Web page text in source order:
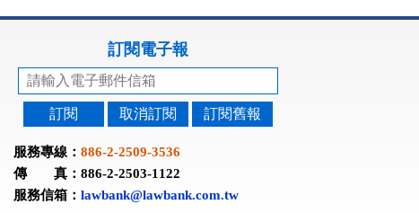
訂閱電子報
訂閱 取消訂閱 訂閱舊報
服務專線： 886-2-2509-3536
傳 真：886-2-2503-1122
服務信箱： lawbank@lawbank.com.tw